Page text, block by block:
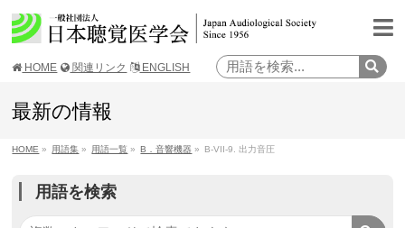
HOME 関連リンク ENGLISH
最新の情報
HOME » 用語集 » 用語一覧 » B．音響機器 » B-VII-9. 出力音圧
用語を検索